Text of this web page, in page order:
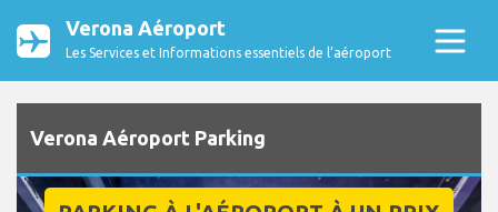
Verona Aéroport
Les Services et Informations essentiels de l’aéroport
Verona Aéroport Parking